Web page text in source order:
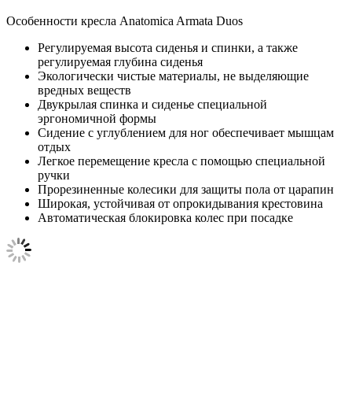
Особенности кресла Anatomica Armata Duos
Регулируемая высота сиденья и спинки, а также
регулируемая глубина сиденья
Экологически чистые материалы, не выделяющие
вредных веществ
Двукрылая спинка и сиденье специальной
эргономичной формы
Сидение с углублением для ног обеспечивает мышцам
отдых
Легкое перемещение кресла с помощью специальной
ручки
Прорезиненные колесики для защиты пола от царапин
Широкая, устойчивая от опрокидывания крестовина
Автоматическая блокировка колес при посадке